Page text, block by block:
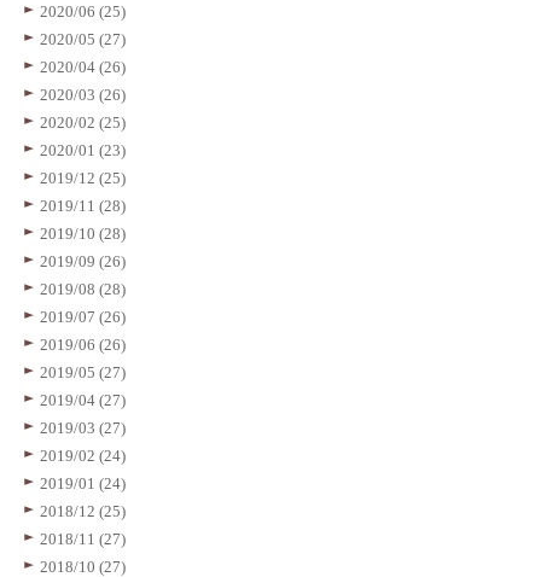
2020/06 (25)
2020/05 (27)
2020/04 (26)
2020/03 (26)
2020/02 (25)
2020/01 (23)
2019/12 (25)
2019/11 (28)
2019/10 (28)
2019/09 (26)
2019/08 (28)
2019/07 (26)
2019/06 (26)
2019/05 (27)
2019/04 (27)
2019/03 (27)
2019/02 (24)
2019/01 (24)
2018/12 (25)
2018/11 (27)
2018/10 (27)